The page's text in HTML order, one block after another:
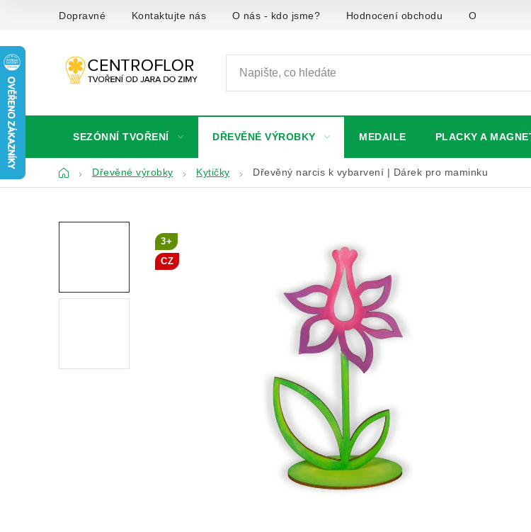
obsah
Dopravné Kontaktujte nás O nás - kdo jsme? Hodnocení obchodu Obchodní
SEZÓNNÍ TVOŘENÍ DŘEVĚNÉ VÝROBKY MEDAILE PLACKY A
DomůDřevěné výrobky Kytičky Dřevěný narcis k vybarvení | Dárek pro maminku
3+
CZ